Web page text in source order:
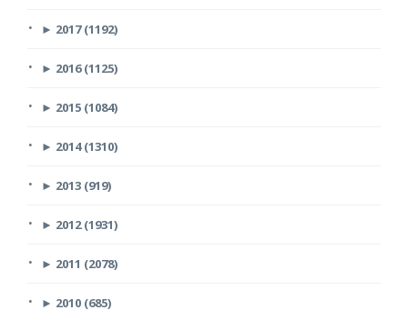
► 2017 (1192)
► 2016 (1125)
► 2015 (1084)
► 2014 (1310)
► 2013 (919)
► 2012 (1931)
► 2011 (2078)
► 2010 (685)